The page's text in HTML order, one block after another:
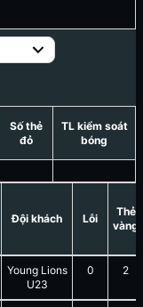
Số thẻ
đỏ
TL kiểm soát
bóng
Đội khách Lỗi
Thẻ
vàng
Young Lions
U23
0 2